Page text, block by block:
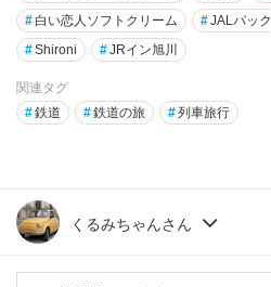
# 白い恋人ソフトクリーム #JALパック
#Shironi #JRイン旭川
関連タグ
#鉄道 #鉄道の旅 #列車旅行
くるみちゃんさん